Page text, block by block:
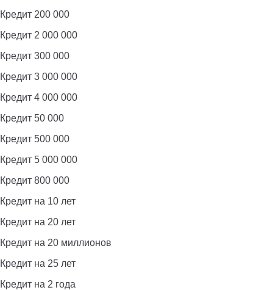
Кредит 200 000
Кредит 2 000 000
Кредит 300 000
Кредит 3 000 000
Кредит 4 000 000
Кредит 50 000
Кредит 500 000
Кредит 5 000 000
Кредит 800 000
Кредит на 10 лет
Кредит на 20 лет
Кредит на 20 миллионов
Кредит на 25 лет
Кредит на 2 года